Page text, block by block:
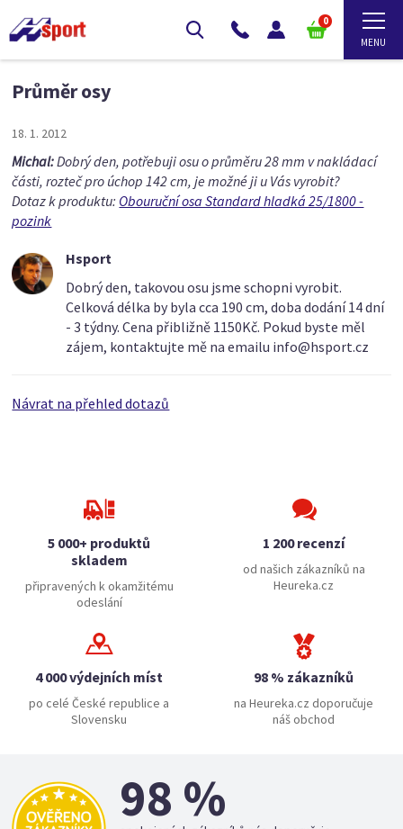
0
Průměr osy
18. 1. 2012
Michal:Dobrý den, potřebuji osu o průměru 28 mm v nakládací
části, rozteč pro úchop 142 cm, je možné ji u Vás vyrobit?
Dotaz k produktu: Obouruční osa Standard hladká 25/1800 -
pozink
Hsport
Dobrý den, takovou osu jsme schopni vyrobit.
Celková délka by byla cca 190 cm, doba dodání 14 dní
- 3 týdny. Cena přibližně 1150Kč. Pokud byste měl
zájem, kontaktujte mě na emailu info@hsport.cz
Návrat na přehled dotazů
5 000+ produktů
skladem
připravených k okamžitému
odeslání
1 200 recenzí
od našich zákazníků na
Heureka.cz
4 000 výdejních míst
po celé České republice a
Slovensku
98 % zákazníků
na Heureka.cz doporučuje
náš obchod
98 %